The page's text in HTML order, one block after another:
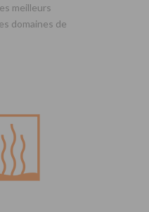
meilleurs
domaines de